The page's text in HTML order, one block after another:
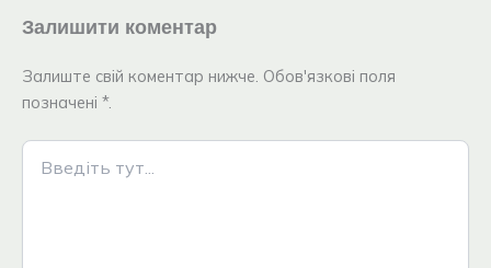
Залишити коментар
Залиште свій коментар нижче. Обов'язкові поля
позначені *.
Введіть
тут...